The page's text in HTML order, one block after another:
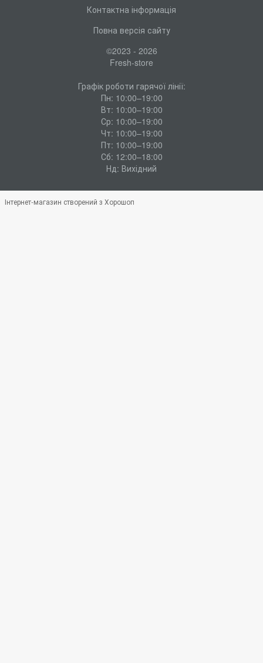
Контактна інформація
Повна версія сайту
©2023 - 2026
Fresh-store
Графік роботи гарячої лінії:
Пн: 10:00–19:00
Вт: 10:00–19:00
Ср: 10:00–19:00
Чт: 10:00–19:00
Пт: 10:00–19:00
Сб: 12:00–18:00
Нд: Вихідний
Інтернет-магазин створений з Хорошоп